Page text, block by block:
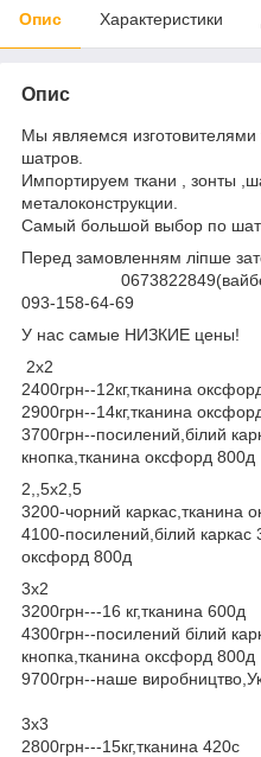
Опис Характеристики
Опис
Мы являемся изготовителями
шатров.
Импортируем ткани , зонты
металоконструкции.
Самый большой выбор по
Перед замовленням ліпше
093-158-64-69
У нас самые НИЗКИЕ цены!
2х2
2400грн--12кг,тканина
2900грн--14кг,тканина
3700грн--посилений,білий
кнопка,тканина оксфорд 800д
2,,5х2,5
3200-чорний каркас,тканина
4100-посилений,білий каркас
оксфорд 800д
3х2
3200грн---16 кг,тканина 600д
4300грн--посилений білий
кнопка,тканина оксфорд 800д
9700грн--наше
3х3
2800грн---15кг,тканина 420с